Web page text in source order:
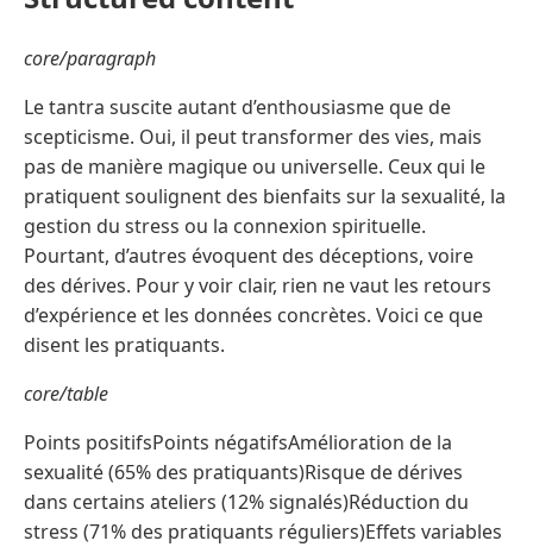
core/paragraph
Le tantra suscite autant d’enthousiasme que de
scepticisme. Oui, il peut transformer des vies, mais
pas de manière magique ou universelle. Ceux qui le
pratiquent soulignent des bienfaits sur la sexualité, la
gestion du stress ou la connexion spirituelle.
Pourtant, d’autres évoquent des déceptions, voire
des dérives. Pour y voir clair, rien ne vaut les retours
d’expérience et les données concrètes. Voici ce que
disent les pratiquants.
core/table
Points positifsPoints négatifsAmélioration de la
sexualité (65% des pratiquants)Risque de dérives
dans certains ateliers (12% signalés)Réduction du
stress (71% des pratiquants réguliers)Effets variables